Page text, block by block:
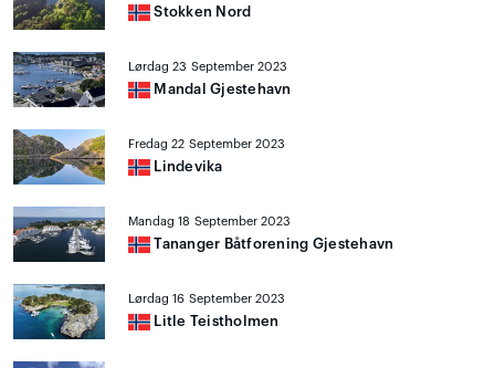
Stokken Nord
Lørdag 23 September 2023
Mandal Gjestehavn
Fredag 22 September 2023
Lindevika
Mandag 18 September 2023
Tananger Båtforening Gjestehavn
Lørdag 16 September 2023
Litle Teistholmen